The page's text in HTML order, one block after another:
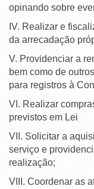
opinando sobre
IV. Realizar e
da arrecadação
V. Providenciar a
bem como de
para registros à
VI. Realizar
previstos em Lei
VII. Solicitar a
serviço e
realização;
VIII. Coordenar as